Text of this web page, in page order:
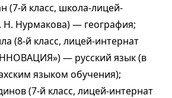
(7-й класс, школа-лицей-
Н. Нурмакова) — география;
(8-й класс, лицей-интернат
— русский язык (в
языком обучения);
(7-й класс, лицей-интернат